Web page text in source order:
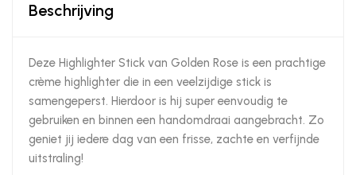
Beschrijving
Deze Highlighter Stick van Golden Rose is een prachtige
crème highlighter die in een veelzijdige stick is
samengeperst. Hierdoor is hij super eenvoudig te
gebruiken en binnen een handomdraai aangebracht. Zo
geniet jij iedere dag van een frisse, zachte en verfijnde
uitstraling!